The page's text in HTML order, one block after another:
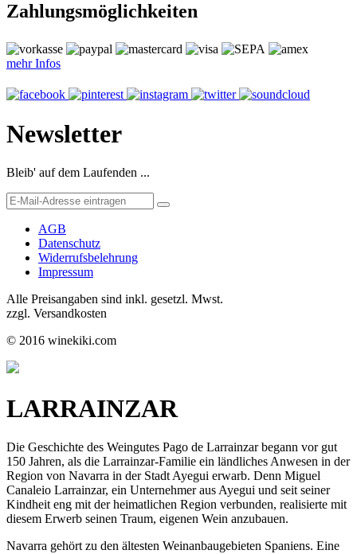
Zahlungsmöglichkeiten
mehr Infos
Newsletter
Bleib' auf dem Laufenden ...
AGB
Datenschutz
Widerrufsbelehrung
Impressum
Alle Preisangaben sind inkl. gesetzl. Mwst.
zzgl. Versandkosten
© 2016 winekiki.com
LARRAINZAR
Die Geschichte des Weingutes Pago de Larrainzar begann vor gut
150 Jahren, als die Larrainzar-Familie ein ländliches Anwesen in der
Region von Navarra in der Stadt Ayegui erwarb. Denn Miguel
Canaleio Larrainzar, ein Unternehmer aus Ayegui und seit seiner
Kindheit eng mit der heimatlichen Region verbunden, realisierte mit
diesem Erwerb seinen Traum, eigenen Wein anzubauen.
Navarra gehört zu den ältesten Weinanbaugebieten Spaniens. Eine